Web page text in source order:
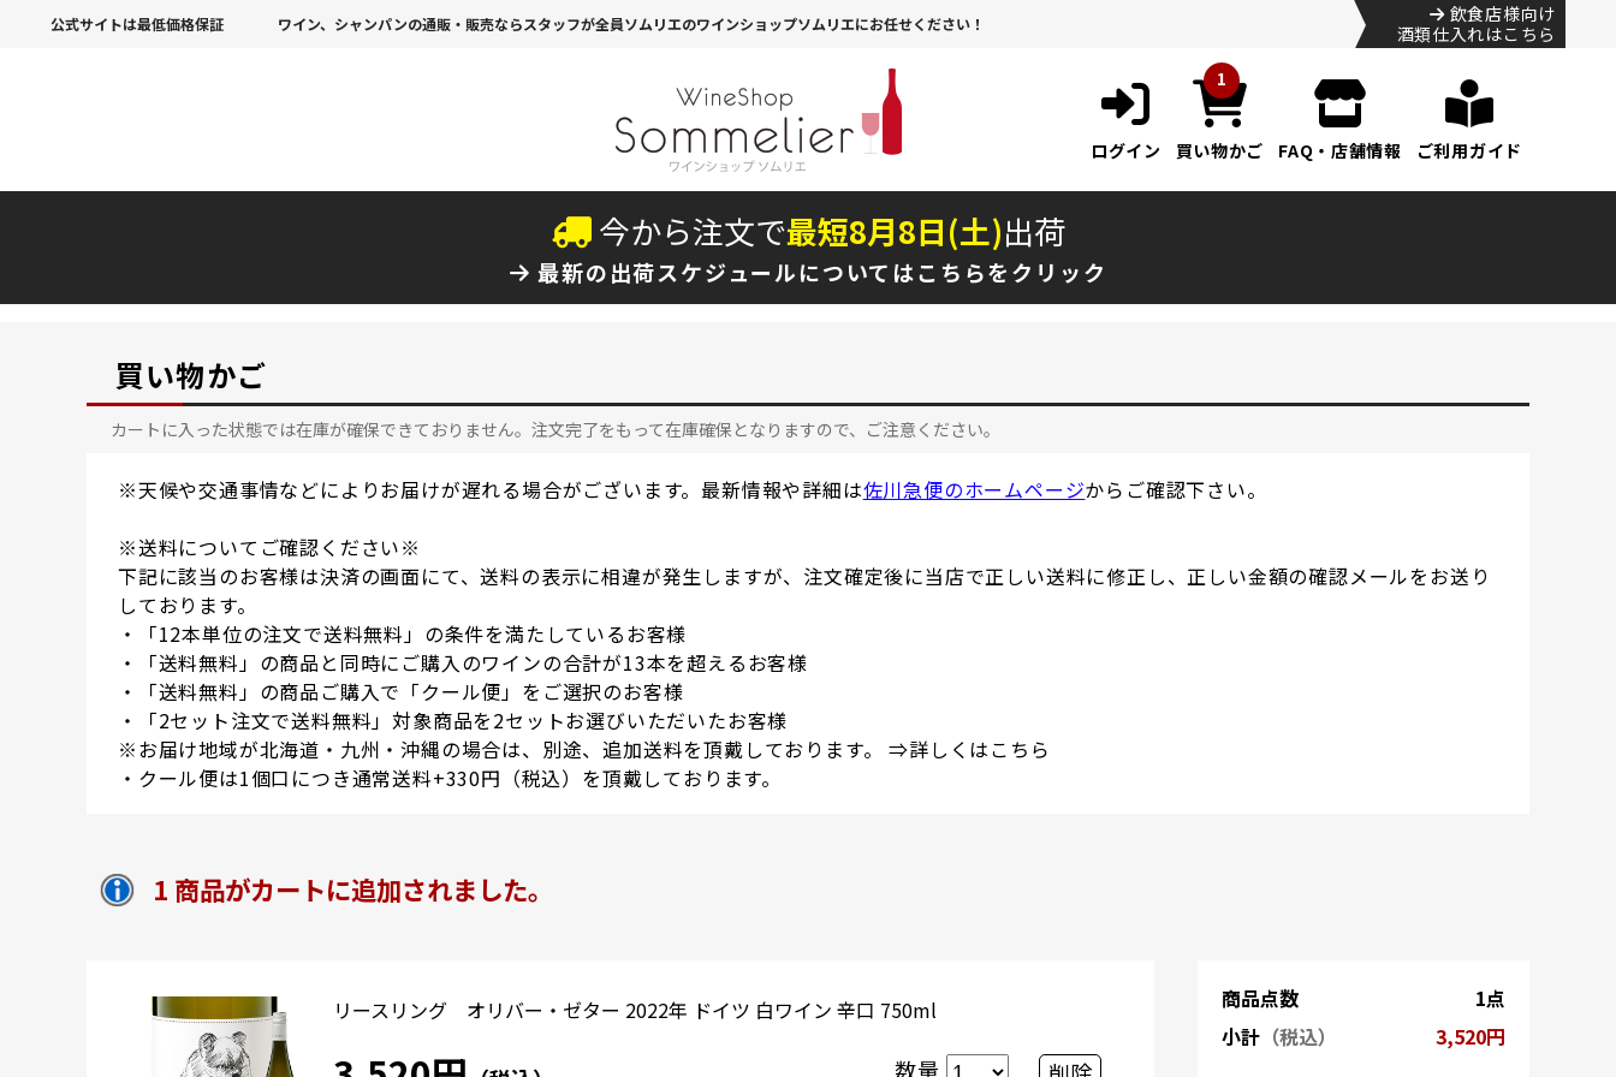
公式サイトは最低価格保証 ワイン、シャンパンの通販・販売ならスタッフが全員ソムリエのワインショップソムリエにお任せください！
飲食店様向け
酒類仕入れはこちら
ログイン
1
買い物かご FAQ・店舗情報 ご利用ガイド
今から注文で最短8月8日(土)出荷
最新の出荷スケジュールについてはこちらをクリック
買い物かご
カートに入った状態では在庫が確保できておりません。注文完了をもって在庫確保となりますので、ご注意ください。
※天候や交通事情などによりお届けが遅れる場合がございます。最新情報や詳細は佐川急便のホームページからご確認下さい。
※送料についてご確認ください※
下記に該当のお客様は決済の画面にて、送料の表示に相違が発生しますが、注文確定後に当店で正しい送料に修正し、正しい金額の確認メールをお送り
しております。
・「12本単位の注文で送料無料」の条件を満たしているお客様
・「送料無料」の商品と同時にご購入のワインの合計が13本を超えるお客様
・「送料無料」の商品ご購入で「クール便」をご選択のお客様
・「2セット注文で送料無料」対象商品を2セットお選びいただいたお客様
※お届け地域が北海道・九州・沖縄の場合は、別途、追加送料を頂戴しております。 ⇒詳しくはこちら
・クール便は1個口につき通常送料+330円（税込）を頂戴しております。
1 商品がカートに追加されました。
リースリング オリバー・ゼター 2022年 ドイツ 白ワイン 辛口 750ml
数量
商品点数
1点
小計 （税込） 3,520円